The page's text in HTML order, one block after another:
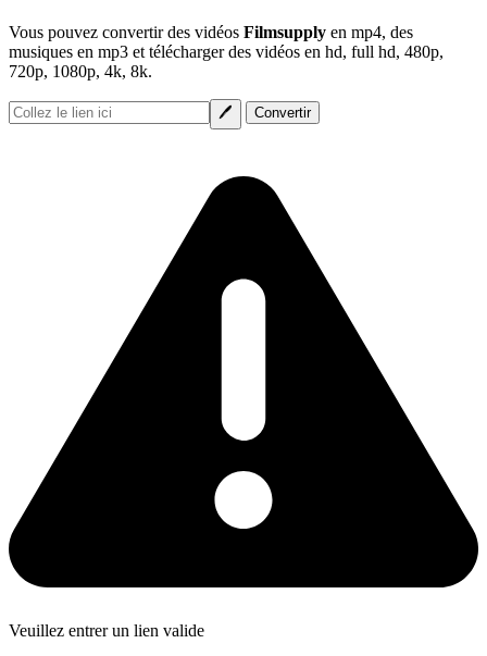
Vous pouvez convertir des vidéos Filmsupply en mp4, des
musiques en mp3 et télécharger des vidéos en hd, full hd, 480p,
720p, 1080p, 4k, 8k.
Veuillez entrer un lien valide